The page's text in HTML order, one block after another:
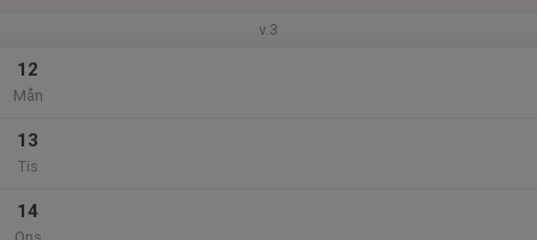
v.3
12
Mån
13
Tis
14